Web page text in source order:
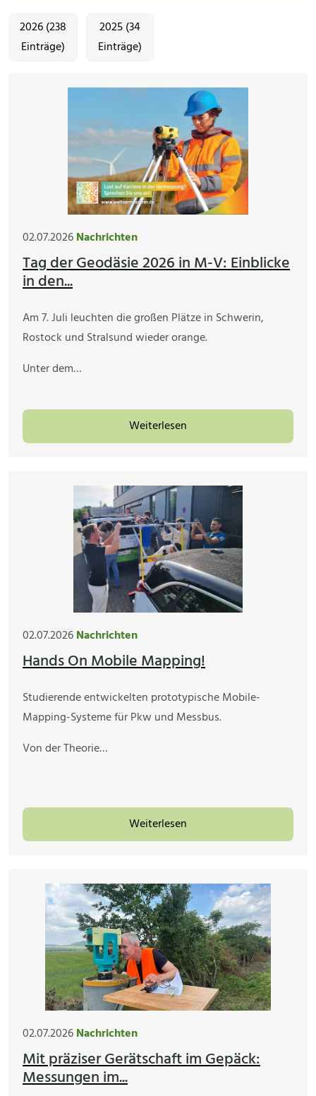
2026 (238
Einträge)
2025 (34
Einträge)
02.07.2026Nachrichten
Tag der Geodäsie 2026 in M-V: Einblicke
in den...
Am 7. Juli leuchten die großen Plätze in Schwerin,
Rostock und Stralsund wieder orange.
Unter dem…
Weiterlesen
02.07.2026Nachrichten
Hands On Mobile Mapping!
Studierende entwickelten prototypische Mobile-
Mapping-Systeme für Pkw und Messbus.
Von der Theorie…
Weiterlesen
02.07.2026Nachrichten
Mit präziser Gerätschaft im Gepäck:
Messungen im...